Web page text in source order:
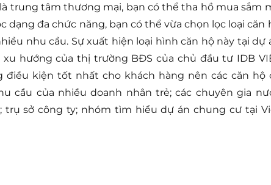
trung tâm thương mại, bạn có thể tha hồ mua sắm
dạng đa chức năng, bạn có thể vừa chọn lọc loại căn
nhu cầu. Sự xuất hiện loại hình căn hộ này tại dự
hướng của thị trường BĐS của chủ đầu tư IDB
điều kiện tốt nhất cho khách hàng nên các căn hộ
cầu của nhiều doanh nhân trẻ; các chuyên gia
trụ sở công ty; nhóm tìm hiểu dự án chung cư tại